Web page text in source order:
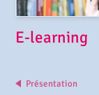
E-learning
Présentation